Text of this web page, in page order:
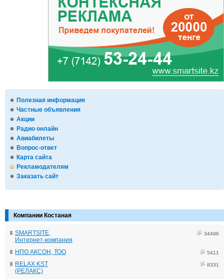
Полезная информация
Частные объявления
Акции
Радио онлайн
Авиабилеты
Вопрос-ответ
Карта сайта
Рекламодателям
Заказать сайт
Компании Костаная
SMARTSITE,
Интернет-компания
34496
НПО АКСОН, ТОО 5411
RELAX KST
(РЕЛАКС)
8331